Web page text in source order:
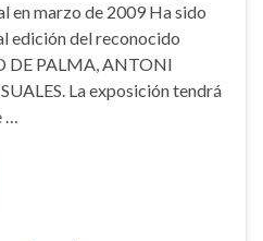
en marzo de 2009 Ha sido
edición del reconocido
DE PALMA, ANTONI
La exposición tendrá
…